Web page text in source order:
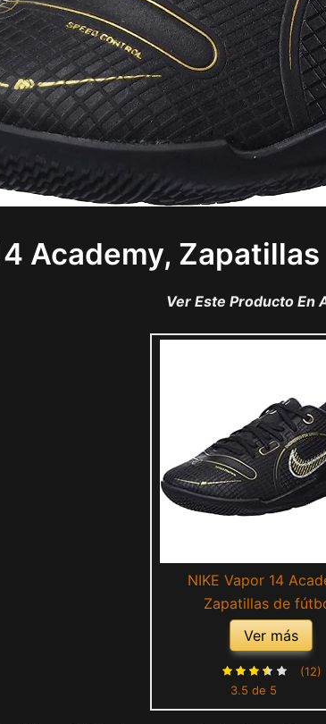
Academy,
Ver Este Producto En
NIKE Vapor 14
Zapatillas de
Black/Metallic Gold-
EU
Ver más
3.5 de 5
(12)